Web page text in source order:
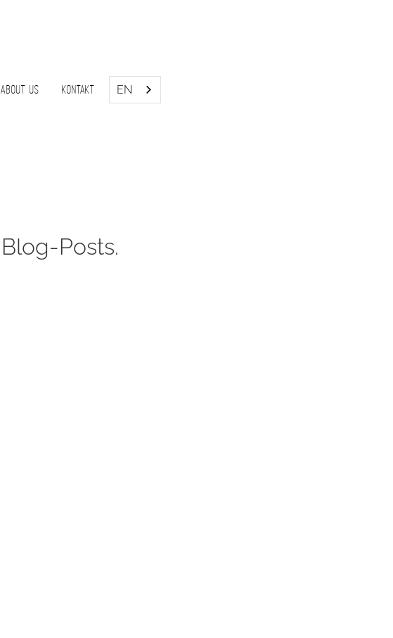
About Us Kontakt EN
Blog-Posts.